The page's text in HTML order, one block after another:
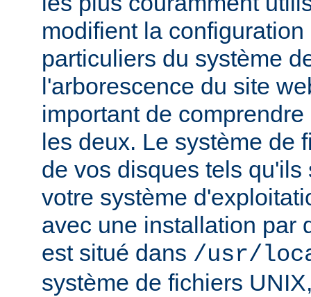
modifient la
particuliers du système
l'arborescence du site
important de
les deux. Le système de
de vos disques tels qu'ils
votre système
avec une installation par
est situé dans /usr/
système de fichiers